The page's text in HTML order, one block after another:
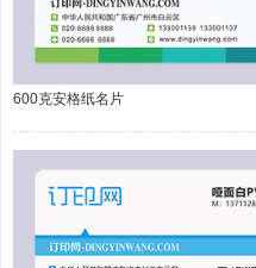
600克安格纸名片